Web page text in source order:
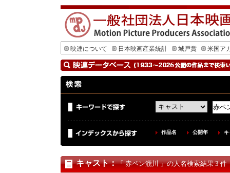
映連について 日本映画産業統計 城戸賞 米国ア
作品名 公開年
キャスト：「 赤ペン瀧川 」の人名検索結果 3 件